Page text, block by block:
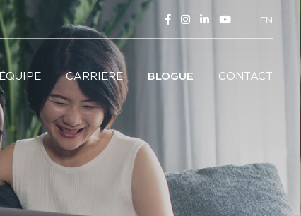
EN
ÉQUIPE CARRIÈRE BLOGUE CONTACT